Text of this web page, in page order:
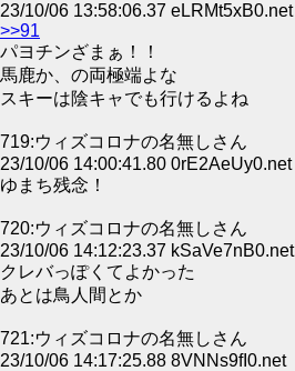
23/10/06 13:58:06.37 eLRMt5xB0.net
>>91
パヨチンざまぁ！！
馬鹿か、の両極端よな
スキーは陰キャでも行けるよね
719:ウィズコロナの名無しさん
23/10/06 14:00:41.80 0rE2AeUy0.net
ゆまち残念！
720:ウィズコロナの名無しさん
23/10/06 14:12:23.37 kSaVe7nB0.net
クレバっぽくてよかった
あとは鳥人間とか
721:ウィズコロナの名無しさん
23/10/06 14:17:25.88 8VNNs9fI0.net